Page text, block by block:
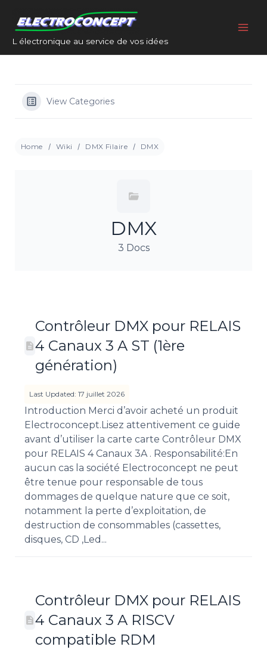
contenu
L électronique au service de vos idées
View Categories
Home Wiki DMX Filaire DMX
DMX
3 Docs
Contrôleur DMX pour RELAIS
4 Canaux 3 A ST (1ère
génération)
Last Updated: 17 juillet 2026
Introduction Merci d’avoir acheté un produit
Electroconcept.Lisez attentivement ce guide
avant d’utiliser la carte carte Contrôleur DMX
pour RELAIS 4 Canaux 3A . Responsabilité:En
aucun cas la société Electroconcept ne peut
être tenue pour responsable de tous
dommages de quelque nature que ce soit,
notamment la perte d’exploitation, de
destruction de consommables (cassettes,
disques, CD ,Led...
Contrôleur DMX pour RELAIS
4 Canaux 3 A RISCV
compatible RDM